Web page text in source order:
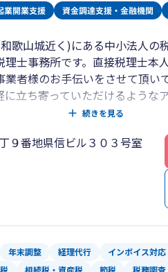
歌山城近く)にある中小法人の
士事務所です。直接税理士本
者様のお手伝いをさせて頂い
に立ち寄っていただけるような
続きを見る
９番地県信ビル３０３号室
年末調整 経理代行 インボイス対応